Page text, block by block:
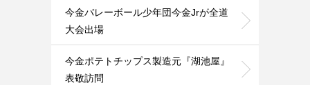
今金バレーボール少年団今金Jrが全道
大会出場
今金ポテトチップス製造元『湖池屋』
表敬訪問